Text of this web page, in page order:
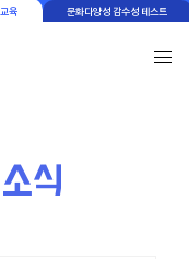
육 문화다양성 감수성 테스트